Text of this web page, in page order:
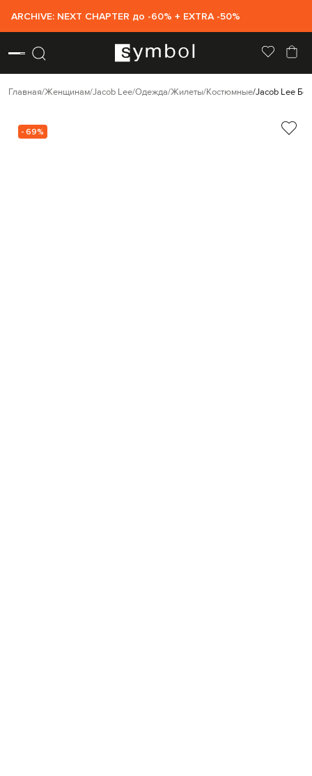
ARCHIVE: NEXT CHAPTER до -60% + EXTRA -50%
Главная Женщинам Jacob Lee Одежда Жилеты Костюмные Jacob Lee
- 69%